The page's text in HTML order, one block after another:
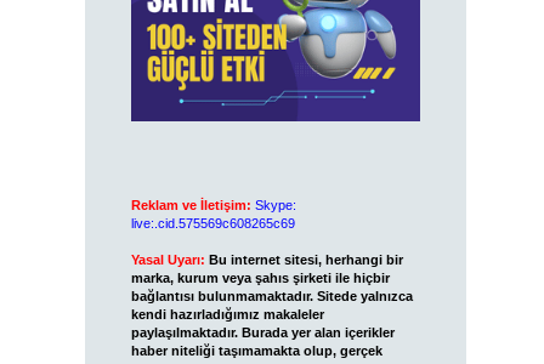
Reklam ve İletişim: Skype:
live:.cid.575569c608265c69
Yasal Uyarı: Bu internet sitesi, herhangi bir
marka, kurum veya şahıs şirketi ile hiçbir
bağlantısı bulunmamaktadır. Sitede yalnızca
kendi hazırladığımız makaleler
paylaşılmaktadır. Burada yer alan içerikler
haber niteliği taşımamakta olup, gerçek